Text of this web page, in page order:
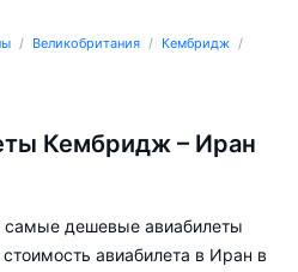
Великобритания
Кембридж
Кембридж – Иран
самые дешевые авиабилеты
авиабилета в Иран в